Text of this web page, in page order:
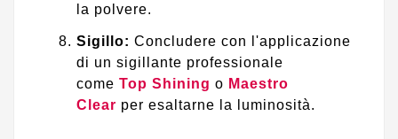
la polvere.
Sigillo: Concludere con l'applicazione
di un sigillante professionale
come Top Shining o Maestro
Clear per esaltarne la luminosità.